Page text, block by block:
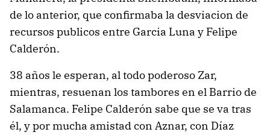
de lo anterior, que confirmaba la desviacion de
recursos publicos entre Garcia Luna y Felipe
Calderón.
38 años le esperan, al todo poderoso Zar,
mientras, resuenan los tambores en el Barrio de
Salamanca. Felipe Calderón sabe que se va tras
él, y por mucha amistad con Aznar, con Díaz